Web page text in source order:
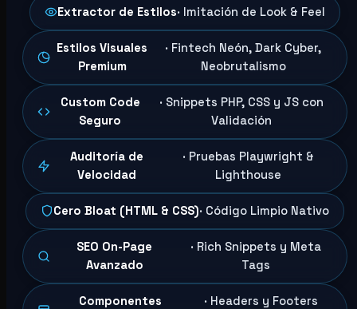
Extractor de Estilos· Imitación de Look & Feel
Estilos Visuales
Premium
· Fintech Neón, Dark Cyber,
Neobrutalismo
Custom Code
Seguro
· Snippets PHP, CSS y JS con
Validación
Auditoría de
Velocidad
· Pruebas Playwright &
Lighthouse
Cero Bloat (HTML & CSS)· Código Limpio Nativo
SEO On-Page
Avanzado
· Rich Snippets y Meta
Tags
Componentes
· Headers y Footers